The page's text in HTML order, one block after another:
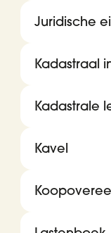
Juridische
Kadastraal
Kadastrale
Kavel